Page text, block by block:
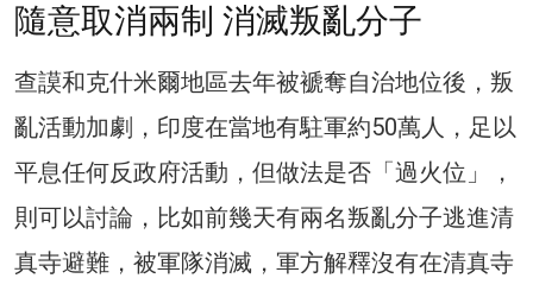
隨意取消兩制 消滅叛亂分子
查謨和克什米爾地區去年被褫奪自治地位後，叛
亂活動加劇，印度在當地有駐軍約50萬人，足以
平息任何反政府活動，但做法是否「過火位」，
則可以討論，比如前幾天有兩名叛亂分子逃進清
真寺避難，被軍隊消滅，軍方解釋沒有在清真寺